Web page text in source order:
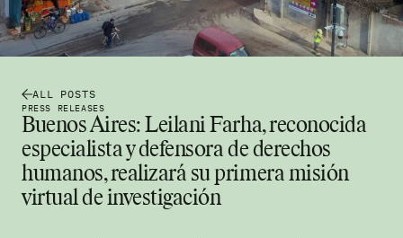
ALL POSTS
PRESS RELEASES
Buenos Aires: Leilani Farha, reconocida
especialista y defensora de derechos
humanos, realizará su primera misión
virtual de investigación